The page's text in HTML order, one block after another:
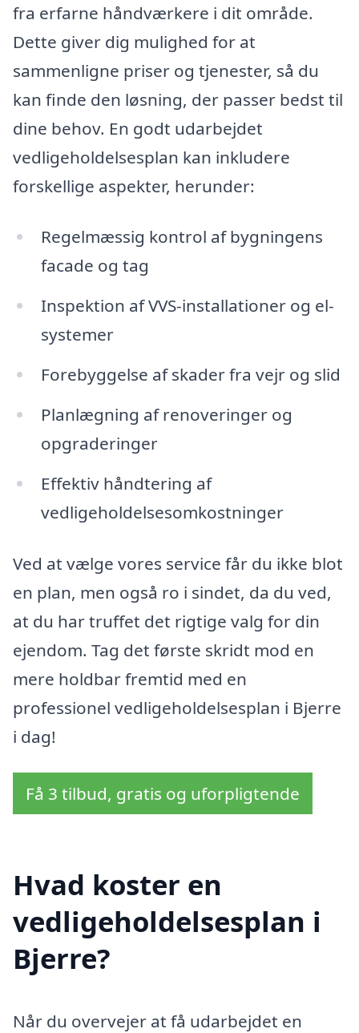
fra erfarne håndværkere i dit område.
Dette giver dig mulighed for at
sammenligne priser og tjenester, så du
kan finde den løsning, der passer bedst til
dine behov. En godt udarbejdet
vedligeholdelsesplan kan inkludere
forskellige aspekter, herunder:
Regelmæssig kontrol af bygningens
facade og tag
Inspektion af VVS-installationer og el-
systemer
Forebyggelse af skader fra vejr og slid
Planlægning af renoveringer og
opgraderinger
Effektiv håndtering af
vedligeholdelsesomkostninger
Ved at vælge vores service får du ikke blot
en plan, men også ro i sindet, da du ved,
at du har truffet det rigtige valg for din
ejendom. Tag det første skridt mod en
mere holdbar fremtid med en
professionel vedligeholdelsesplan i Bjerre
i dag!
Få 3 tilbud, gratis og uforpligtende
Hvad koster en
vedligeholdelsesplan i
Bjerre?
Når du overvejer at få udarbejdet en